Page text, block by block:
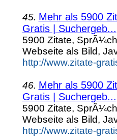
45. Mehr als 5900
Gratis | Suchergeb...
5900 Zitate,
Webseite als Bild,
http://www.zitate-
46. Mehr als 5900
Gratis | Suchergeb...
5900 Zitate,
Webseite als Bild,
http://www.zitate-